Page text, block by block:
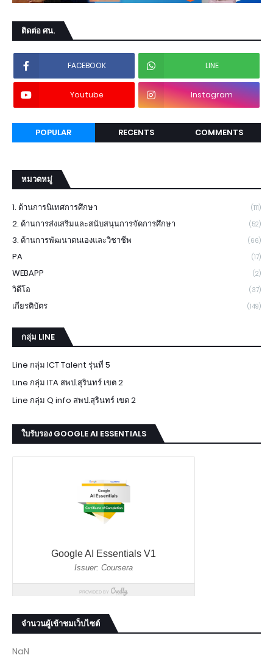
ติดต่อ ศน.
FACEBOOK LINE
Youtube Instagram
POPULAR RECENTS COMMENTS
หมวดหมู่
1. ด้านการนิเทศการศึกษา (111)
2. ด้านการส่งเสริมและสนับสนุนการจัดการศึกษา (52)
3. ด้านการพัฒนาตนเองและวิชาชีพ (66)
PA (17)
WEBAPP (2)
วิดีโอ (37)
เกียรติบัตร (149)
กลุ่ม LINE
Line กลุ่ม ICT Talent รุ่นที่ 5
Line กลุ่ม ITA สพป.สุรินทร์ เขต 2
Line กลุ่ม Q info สพป.สุรินทร์ เขต 2
ใบรับรอง GOOGLE AI ESSENTIALS
จำนวนผู้เข้าชมเว็บไซต์
NaN